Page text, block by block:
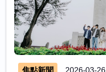
焦點新聞 2026-03-26